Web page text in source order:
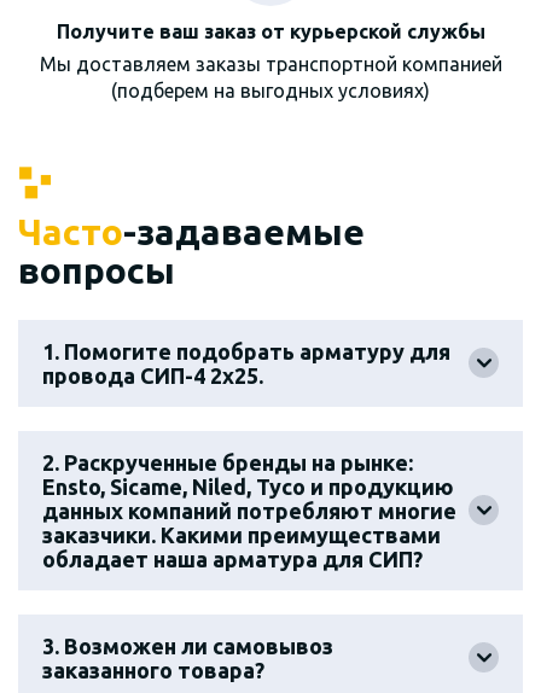
Получите ваш заказ от курьерской службы
Мы доставляем заказы транспортной компанией
(подберем на выгодных условиях)
Часто-задаваемые
вопросы
1. Помогите подобрать арматуру для
провода СИП-4 2х25.
2. Раскрученные бренды на рынке:
Ensto, Sicame, Niled, Tyco и продукцию
данных компаний потребляют многие
заказчики. Какими преимуществами
обладает наша арматура для СИП?
3. Возможен ли самовывоз
заказанного товара?